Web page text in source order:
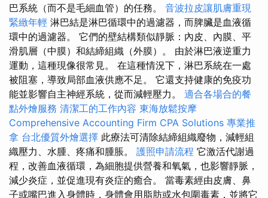
巴系統（而不是毛細血管）的任務。 音波拉皮讓肌膚重現
緊緻年輕 淋巴結是淋巴循環中的過濾器，而脾臟是血液循
環中的過濾器。 它們的壁結構類似靜脈：內皮、內膜、平
滑肌層（中膜）和結締組織（外膜）。 由於淋巴液逆重力
運動，這種現像很常見。 在這種情況下，淋巴系統在一處
被阻塞，導致局部血液供應不足。 它還支持健康的免疫功
能並影響自主神經系統，從而減輕壓力。 適合各場合的餐
點外燴服務 清潔工的工作內容 東海放鬆按摩
Comprehensive Accounting Firm CPA Solutions 專業推
拿 台北優質外燴選擇 此療法可清除結締組織廢物，減輕組
織壓力、水腫、疼痛和腫脹。 護照申請流程 它激活代謝過
程，改善血液循環，為細胞提供營養和氧氣，也影響靜脈，
減少炎症，並促進現有炎症的癒合。 當毒素經由皮膚、鼻
子或嘴巴進入身體時，身體會用脂肪或水包圍毒素，並將它